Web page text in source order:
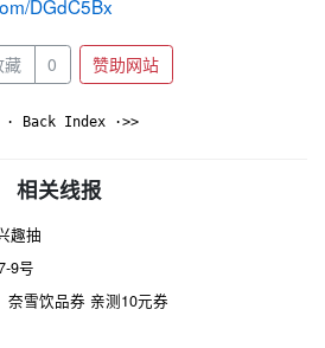
DGdC5Bx
藏 0 赞助网站
· Back Index ·>>
相关线报
趣抽
9号
奈雪饮品券 亲测10元券